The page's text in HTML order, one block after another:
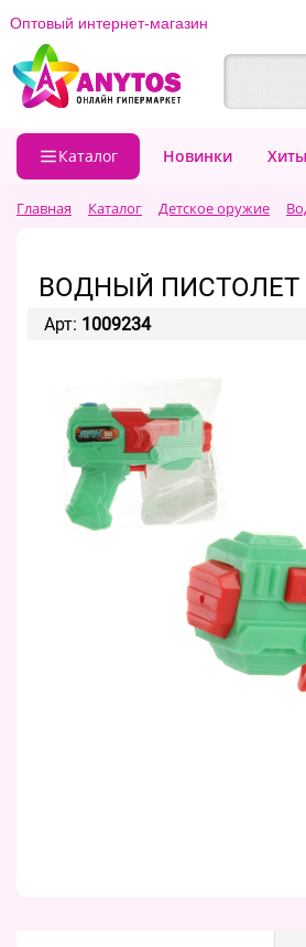
Оптовый интернет-магазин
Каталог Новинки Хиты
Главная Каталог Детское оружие
ВОДНЫЙ ПИСТОЛЕТ
Арт: 1009234